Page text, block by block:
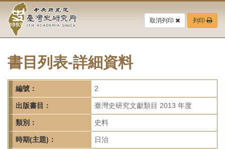
要
中
央
研
究
院-
臺
灣
取消列印 列印
書目列表-詳細資料
編號： 2
出版書目： 臺灣史研究文獻類目 2013 年度
類別： 史料
時期(主題)： 日治